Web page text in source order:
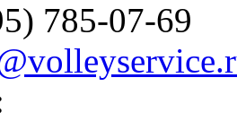
785-07-69